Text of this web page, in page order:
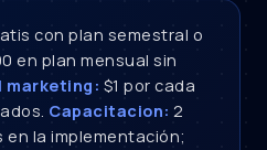
con plan semestral o
en plan mensual sin
marketing: $1 por cada
Capacitacion: 2
la implementación;